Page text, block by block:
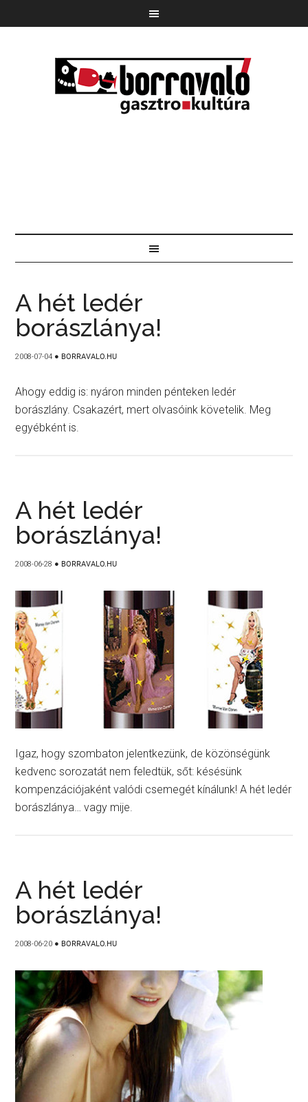
A hét ledér
borászlánya!
2008-07-04 ● BORRAVALO.HU
Ahogy eddig is: nyáron minden pénteken ledér
borászlány. Csakazért, mert olvasóink követelik. Meg
egyébként is.
A hét ledér
borászlánya!
2008-06-28 ● BORRAVALO.HU
Igaz, hogy szombaton jelentkezünk, de közönségünk
kedvenc sorozatát nem feledtük, sőt: késésünk
kompenzációjaként valódi csemegét kínálunk! A hét ledér
borászlánya… vagy mije.
A hét ledér
borászlánya!
2008-06-20 ● BORRAVALO.HU